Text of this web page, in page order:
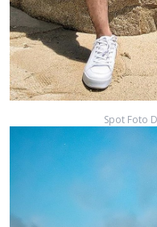
Spot Foto